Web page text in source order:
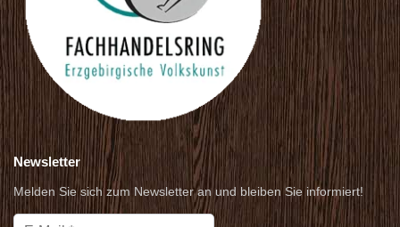
Newsletter
Melden Sie sich zum Newsletter an und bleiben Sie informiert!